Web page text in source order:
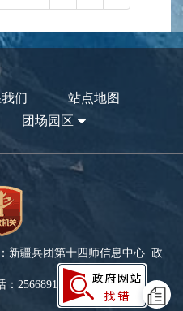
们
站点地图
团场园区
新疆兵团第十四师信息中心 政
2566891